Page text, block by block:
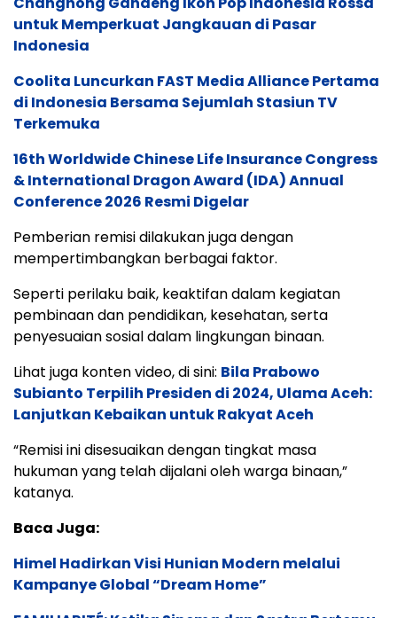
untuk Memperkuat Jangkauan di Pasar
Indonesia
Coolita Luncurkan FAST Media Alliance Pertama
di Indonesia Bersama Sejumlah Stasiun TV
Terkemuka
16th Worldwide Chinese Life Insurance Congress
& International Dragon Award (IDA) Annual
Conference 2026 Resmi Digelar
Pemberian remisi dilakukan juga dengan
mempertimbangkan berbagai faktor.
Seperti perilaku baik, keaktifan dalam kegiatan
pembinaan dan pendidikan, kesehatan, serta
penyesuaian sosial dalam lingkungan binaan.
Lihat juga konten video, di sini: Bila Prabowo
Subianto Terpilih Presiden di 2024, Ulama Aceh:
Lanjutkan Kebaikan untuk Rakyat Aceh
“Remisi ini disesuaikan dengan tingkat masa
hukuman yang telah dijalani oleh warga binaan,”
katanya.
Baca Juga:
Himel Hadirkan Visi Hunian Modern melalui
Kampanye Global “Dream Home”